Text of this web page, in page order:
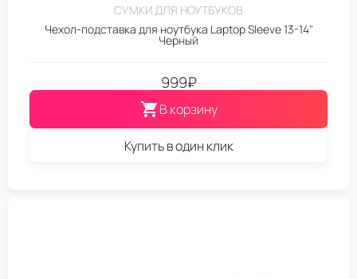
СУМКИ ДЛЯ НОУТБУКОВ
Чехол-подставка для ноутбука Laptop Sleeve 13-14"
Черный
999₽
В корзину
Купить в один клик